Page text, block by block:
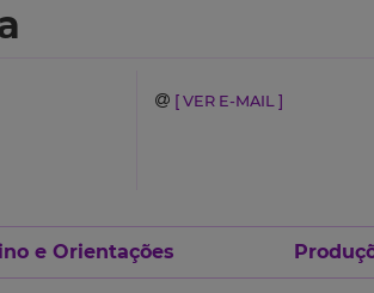
[ VER E-MAIL ]
e Orientações